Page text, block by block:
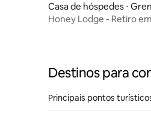
Casa de hóspedes ⋅
e
Honey Lodge - Retiro
Destinos para
Principais pontos